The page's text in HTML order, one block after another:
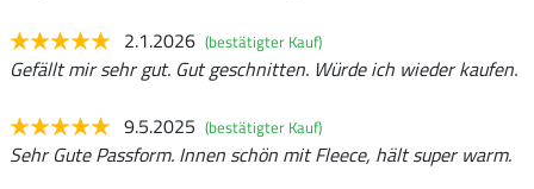
2.1.2026 (bestätigter Kauf)
Gefällt mir sehr gut. Gut geschnitten. Würde ich wieder kaufen.
9.5.2025 (bestätigter Kauf)
Sehr Gute Passform. Innen schön mit Fleece, hält super warm.